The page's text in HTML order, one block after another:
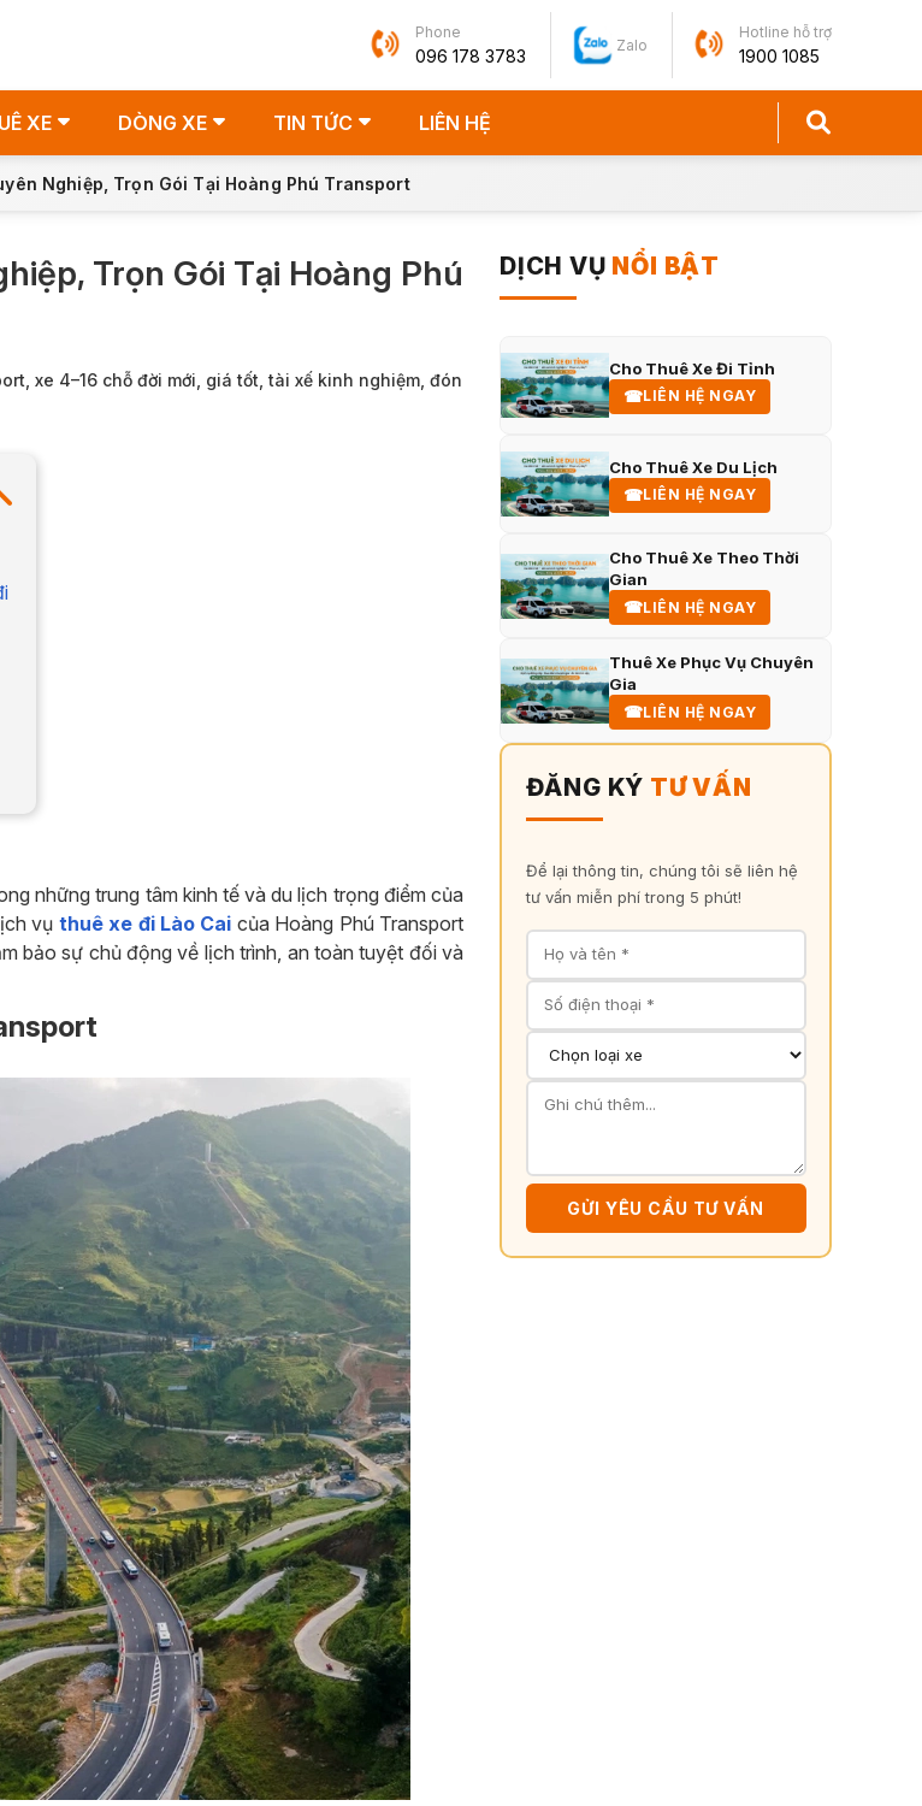
Phone
096 178 3783
Zalo
Hotline hỗ trợ
1900 1085
XE DÒNG XE TIN TỨC LIÊN HỆ
Nghiệp, Trọn Gói Tại Hoàng Phú Transport
Trọn Gói Tại Hoàng Phú
xe 4–16 chỗ đời mới, giá tốt, tài xế kinh nghiệm, đón
những trung tâm kinh tế và du lịch trọng điểm của
vụ thuê xe đi Lào Cai của Hoàng Phú Transport
bảo sự chủ động về lịch trình, an toàn tuyệt đối và
DỊCH VỤ NỔI BẬT
Cho Thuê Xe Đi Tỉnh
☎LIÊN HỆ NGAY
Cho Thuê Xe Du Lịch
☎LIÊN HỆ NGAY
Cho Thuê Xe Theo Thời
Gian
☎LIÊN HỆ NGAY
Thuê Xe Phục Vụ Chuyên
Gia
☎LIÊN HỆ NGAY
ĐĂNG KÝ TƯ VẤN
Để lại thông tin, chúng tôi sẽ liên hệ
tư vấn miễn phí trong 5 phút!
GỬI YÊU CẦU TƯ VẤN